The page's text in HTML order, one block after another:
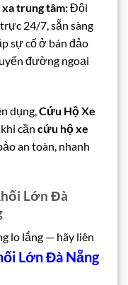
trung tâm:Đội
24/7, sẵn sàng
sự cố ở bán đảo
đường ngoại
dụng,Cứu Hộ Xe
cần cứu hộ xe
an toàn, nhanh
Lớn Đà
lo lắng — hãy liên
Lớn Đà Nẵng